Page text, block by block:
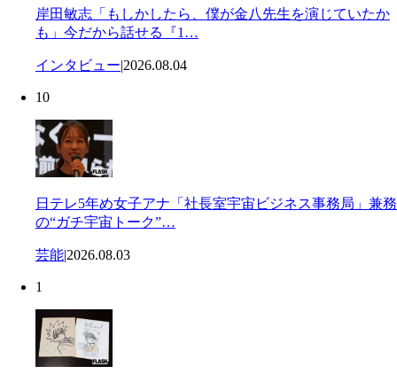
岸田敏志「もしかしたら、僕が金八先生を演じていたか
も」今だから話せる『1…
インタビュー|2026.08.04
10
日テレ5年め女子アナ「社長室宇宙ビジネス事務局」兼務
の“ガチ宇宙トーク”…
芸能|2026.08.03
1